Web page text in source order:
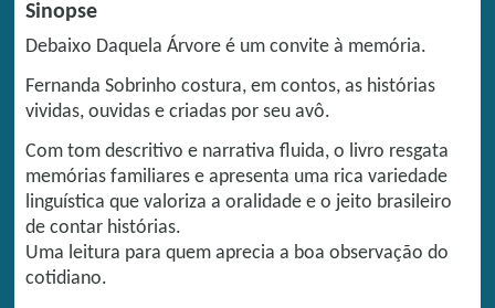
Sinopse
Debaixo Daquela Árvore é um convite à memória.
Fernanda Sobrinho costura, em contos, as histórias
vividas, ouvidas e criadas por seu avô.
Com tom descritivo e narrativa fluida, o livro resgata
memórias familiares e apresenta uma rica variedade
linguística que valoriza a oralidade e o jeito brasileiro
de contar histórias.
Uma leitura para quem aprecia a boa observação do
cotidiano.